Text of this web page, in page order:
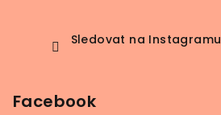
Sledovat na Instagramu
Facebook